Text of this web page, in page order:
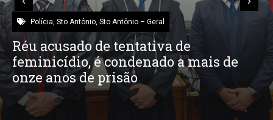
Polícia, Sto Antônio, Sto Antônio – Polícia
Condutor de veículo com placa de SAP
foge de abordagem da PRF e provoca
acidente em Osório